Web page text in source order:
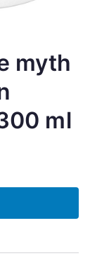
myth
ml